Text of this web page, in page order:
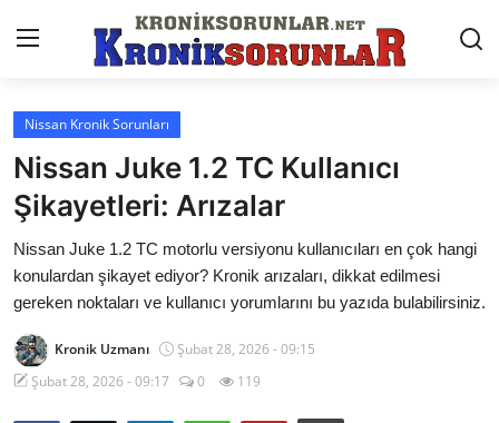
Anasayfa
Markalar
İletişim
Trafik & Cezalar
Sigorta & Kasko
Vergi & ÖTV & MTV
Nissan Kronik Sorunları
Nissan Juke 1.2 TC Kullanıcı
Şikayetleri: Arızalar
Nissan Juke 1.2 TC motorlu versiyonu kullanıcıları en çok hangi
konulardan şikayet ediyor? Kronik arızaları, dikkat edilmesi
gereken noktaları ve kullanıcı yorumlarını bu yazıda bulabilirsiniz.
Kronik Uzmanı
Şubat 28, 2026 - 09:15
Şubat 28, 2026 - 09:17
0 119